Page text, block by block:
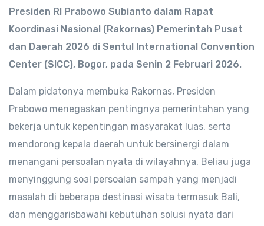
Presiden RI Prabowo Subianto dalam Rapat
Koordinasi Nasional (Rakornas) Pemerintah Pusat
dan Daerah 2026 di Sentul International Convention
Center (SICC), Bogor, pada Senin 2 Februari 2026.
Dalam pidatonya membuka Rakornas, Presiden
Prabowo menegaskan pentingnya pemerintahan yang
bekerja untuk kepentingan masyarakat luas, serta
mendorong kepala daerah untuk bersinergi dalam
menangani persoalan nyata di wilayahnya. Beliau juga
menyinggung soal persoalan sampah yang menjadi
masalah di beberapa destinasi wisata termasuk Bali,
dan menggarisbawahi kebutuhan solusi nyata dari